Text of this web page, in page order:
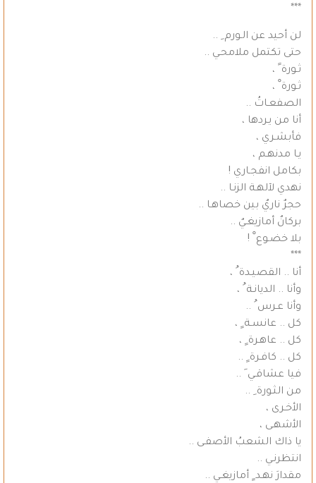
***
لن أحيد عن الـورم ِ ..
حتى تكتمل ملامحـي ..
ثـورة ً ،
ثـورة ْ ،
الصفعـاتُ ..
أنا من يـردها ،
فأبشـري ،
يـا مدنهـم ،
بكامل انفجـاري !
نهدي لآلهـة الزنـا ..
حجرٌ ناريٌ بين خصاهـا ..
بركانٌ أمازيغـيٌ ..
بلا خضـوع ْ !
***
أنا .. القصيـدة ُ ،
وأنا .. الديانـة ُ ،
وأنا عـرس ُ ..
كل .. عانسـة ٍ ،
كل .. عاهـرة ٍ ،
كل .. كافـرة ٍ ..
فيا عشاقـي َ ..
من الثـورة ِ ..
الأخـرى ،
الأشهـى ،
يا ذاك الشعبُ الأصفـى ..
انتظرنـي ..
مقدارَ نهـد ٍ أمازيغـي ..